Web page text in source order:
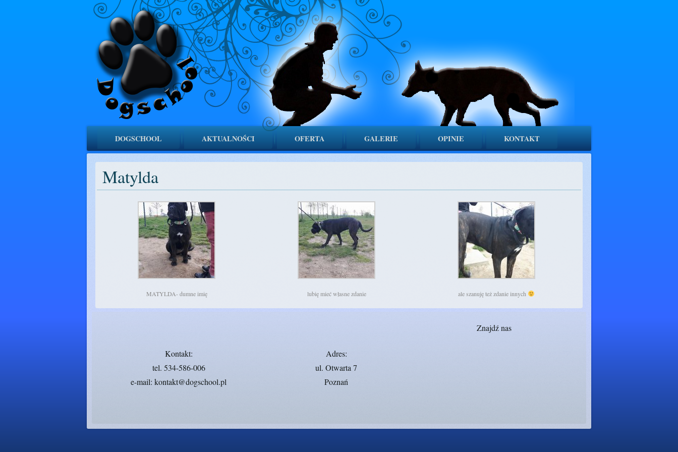
DOGSCHOOL AKTUALNOŚCI OFERTA GALERIE OPINIE KONTAKT
Matylda
MATYLDA- dumne imię lubię mieć własne zdanie ale szanuję też zdanie innych
Kontakt:
tel. 534-586-006
e-mail: kontakt@dogschool.pl
Adres:
ul. Otwarta 7
Poznań
Znajdź nas